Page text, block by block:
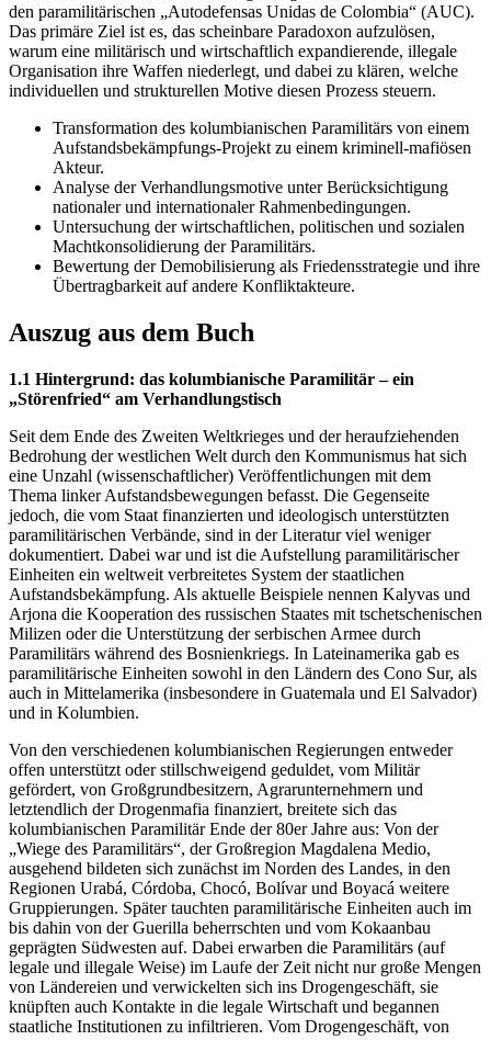
den paramilitärischen „Autodefensas Unidas de Colombia“ (AUC).
Das primäre Ziel ist es, das scheinbare Paradoxon aufzulösen,
warum eine militärisch und wirtschaftlich expandierende, illegale
Organisation ihre Waffen niederlegt, und dabei zu klären, welche
individuellen und strukturellen Motive diesen Prozess steuern.
Transformation des kolumbianischen Paramilitärs von einem
Aufstandsbekämpfungs-Projekt zu einem kriminell-mafiösen
Akteur.
Analyse der Verhandlungsmotive unter Berücksichtigung
nationaler und internationaler Rahmenbedingungen.
Untersuchung der wirtschaftlichen, politischen und sozialen
Machtkonsolidierung der Paramilitärs.
Bewertung der Demobilisierung als Friedensstrategie und ihre
Übertragbarkeit auf andere Konfliktakteure.
Auszug aus dem Buch
1.1 Hintergrund: das kolumbianische Paramilitär – ein
„Störenfried“ am Verhandlungstisch
Seit dem Ende des Zweiten Weltkrieges und der heraufziehenden
Bedrohung der westlichen Welt durch den Kommunismus hat sich
eine Unzahl (wissenschaftlicher) Veröffentlichungen mit dem
Thema linker Aufstandsbewegungen befasst. Die Gegenseite
jedoch, die vom Staat finanzierten und ideologisch unterstützten
paramilitärischen Verbände, sind in der Literatur viel weniger
dokumentiert. Dabei war und ist die Aufstellung paramilitärischer
Einheiten ein weltweit verbreitetes System der staatlichen
Aufstandsbekämpfung. Als aktuelle Beispiele nennen Kalyvas und
Arjona die Kooperation des russischen Staates mit tschetschenischen
Milizen oder die Unterstützung der serbischen Armee durch
Paramilitärs während des Bosnienkriegs. In Lateinamerika gab es
paramilitärische Einheiten sowohl in den Ländern des Cono Sur, als
auch in Mittelamerika (insbesondere in Guatemala und El Salvador)
und in Kolumbien.
Von den verschiedenen kolumbianischen Regierungen entweder
offen unterstützt oder stillschweigend geduldet, vom Militär
gefördert, von Großgrundbesitzern, Agrarunternehmern und
letztendlich der Drogenmafia finanziert, breitete sich das
kolumbianischen Paramilitär Ende der 80er Jahre aus: Von der
„Wiege des Paramilitärs“, der Großregion Magdalena Medio,
ausgehend bildeten sich zunächst im Norden des Landes, in den
Regionen Urabá, Córdoba, Chocó, Bolívar und Boyacá weitere
Gruppierungen. Später tauchten paramilitärische Einheiten auch im
bis dahin von der Guerilla beherrschten und vom Kokaanbau
geprägten Südwesten auf. Dabei erwarben die Paramilitärs (auf
legale und illegale Weise) im Laufe der Zeit nicht nur große Mengen
von Ländereien und verwickelten sich ins Drogengeschäft, sie
knüpften auch Kontakte in die legale Wirtschaft und begannen
staatliche Institutionen zu infiltrieren. Vom Drogengeschäft, von